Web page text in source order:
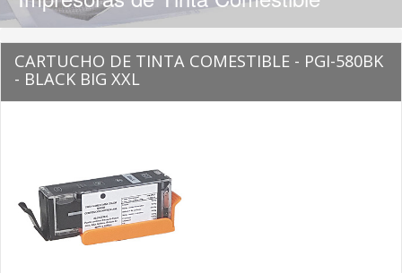
CARTUCHO DE TINTA COMESTIBLE - PGI-580BK
- BLACK BIG XXL